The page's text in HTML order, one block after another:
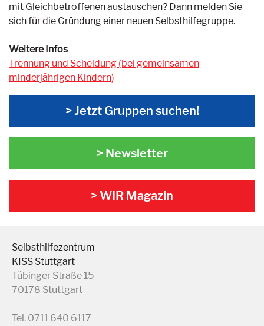
mit Gleichbetroffenen austauschen? Dann melden Sie
sich für die Gründung einer neuen Selbsthilfegruppe.
Weitere Infos
Trennung und Scheidung (bei gemeinsamen
minderjährigen Kindern)
> Jetzt Gruppen suchen!
> Newsletter
> WIR Magazin
Selbsthilfezentrum
KISS Stuttgart
Tübinger Straße 15
70178 Stuttgart
Tel. 0711 640 6117